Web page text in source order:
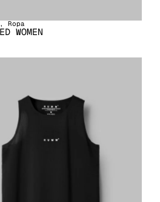
, Ropa
WOMEN